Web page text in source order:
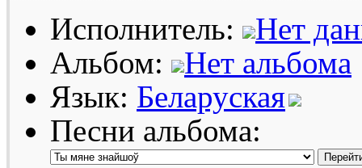
Исполнитель:
Нет
Альбом:
Нет альбома
Язык: Беларуская
Песни альбома: